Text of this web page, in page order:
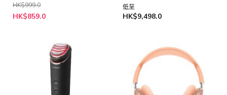
HK$999.0
特
殊
HK$859.0
低至
HK$9,498.0